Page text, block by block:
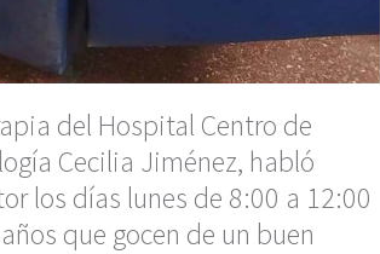
del Hospital Centro de
Cecilia Jiménez, habló
los días lunes de 8:00 a 12:00
que gocen de un buen